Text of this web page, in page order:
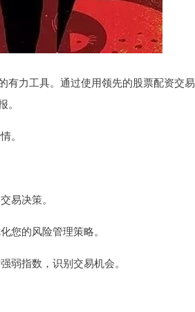
有力工具。通过使用领先的股票配资交易
。
易决策。
您的风险管理策略。
弱指数，识别交易机会。